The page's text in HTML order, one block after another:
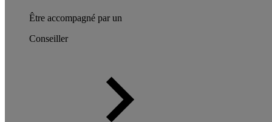
Être accompagné par un
Conseiller